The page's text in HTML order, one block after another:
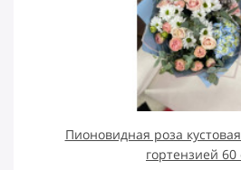
Пионовидная роза
гортензией 60